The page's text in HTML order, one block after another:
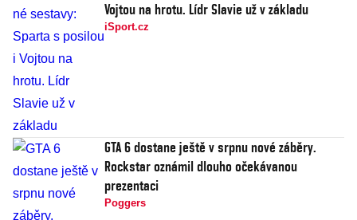
Vojtou na hrotu. Lídr Slavie už v základu
iSport.cz
GTA 6 dostane ještě v srpnu nové záběry.
Rockstar oznámil dlouho očekávanou
prezentaci
Poggers